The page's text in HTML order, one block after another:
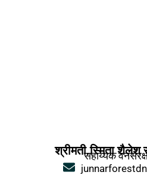
श्रीमती.स्मिता
सहाय्यक